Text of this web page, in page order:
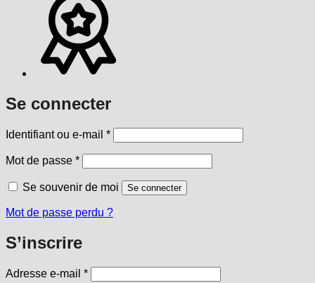
Se connecter
Identifiant ou e-mail *Obligatoire
Mot de passe *Obligatoire
Se souvenir de moi Se connecter
Mot de passe perdu ?
S’inscrire
Adresse e-mail *Obligatoire